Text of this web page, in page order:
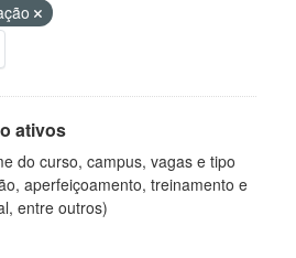
ativos
do curso, campus, vagas e tipo
aperfeiçoamento, treinamento e
entre outros)